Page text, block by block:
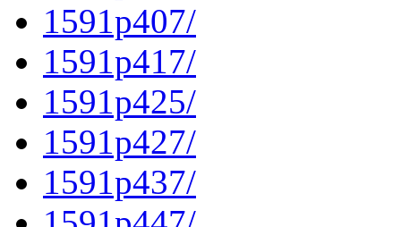
1591p407/
1591p417/
1591p425/
1591p427/
1591p437/